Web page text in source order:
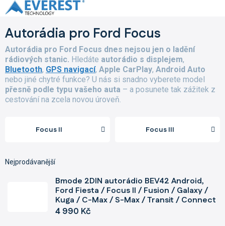
Přejít
na
Autorádia pro Ford Focus
Autorádia pro Ford Focus dnes nejsou jen o ladění
rádiových stanic. Hledáte autorádio s displejem,
Bluetooth, GPS navigací, Apple CarPlay, Android Auto
nebo jiné chytré funkce? U nás si snadno vyberete model
přesně podle typu vašeho auta – a posunete tak zážitek z
cestování na zcela novou úroveň.
Focus II Focus III
Nejprodávanější
Bmode 2DIN autorádio BEV42 Android,
Ford Fiesta / Focus II / Fusion / Galaxy /
Kuga / C-Max / S-Max / Transit / Connect
4 990 Kč